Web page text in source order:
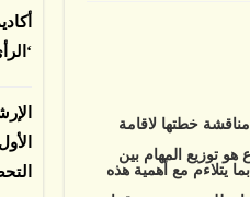
مناقشة خطتها لاقامة
توزيع المهام بين
يتلاءم مع أهمية هذه